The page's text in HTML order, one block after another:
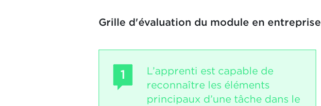
Grille d'évaluation du module en entreprise
1
L’apprenti est capable de
reconnaître les éléments
principaux d’une tâche dans le